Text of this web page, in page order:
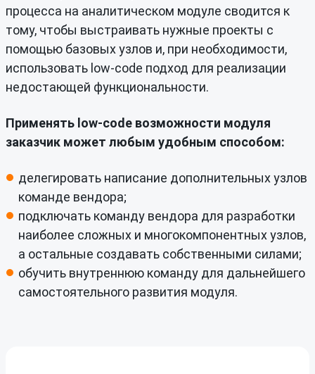
процесса на аналитическом модуле сводится к
тому, чтобы выстраивать нужные проекты с
помощью базовых узлов и, при необходимости,
использовать low-code подход для реализации
недостающей функциональности.
Применять low-code возможности модуля
заказчик может любым удобным способом:
делегировать написание дополнительных узлов
команде вендора;
подключать команду вендора для разработки
наиболее сложных и многокомпонентных узлов,
а остальные создавать собственными силами;
обучить внутреннюю команду для дальнейшего
самостоятельного развития модуля.